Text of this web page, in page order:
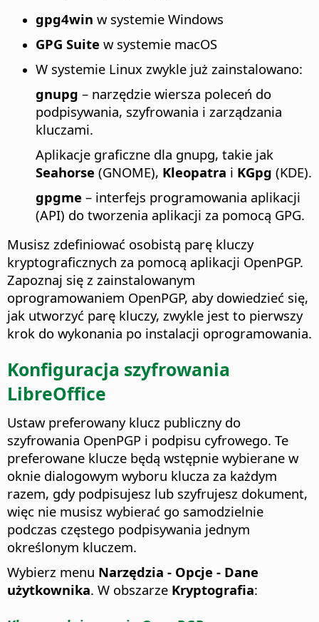
gpg4win w systemie Windows
GPG Suite w systemie macOS
W systemie Linux zwykle już zainstalowano:
gnupg – narzędzie wiersza poleceń do
podpisywania, szyfrowania i zarządzania
kluczami.
Aplikacje graficzne dla gnupg, takie jak
Seahorse (GNOME), Kleopatra i KGpg (KDE).
gpgme – interfejs programowania aplikacji
(API) do tworzenia aplikacji za pomocą GPG.
Musisz zdefiniować osobistą parę kluczy
kryptograficznych za pomocą aplikacji OpenPGP.
Zapoznaj się z zainstalowanym
oprogramowaniem OpenPGP, aby dowiedzieć się,
jak utworzyć parę kluczy, zwykle jest to pierwszy
krok do wykonania po instalacji oprogramowania.
Konfiguracja szyfrowania
LibreOffice
Ustaw preferowany klucz publiczny do
szyfrowania OpenPGP i podpisu cyfrowego. Te
preferowane klucze będą wstępnie wybierane w
oknie dialogowym wyboru klucza za każdym
razem, gdy podpisujesz lub szyfrujesz dokument,
więc nie musisz wybierać go samodzielnie
podczas częstego podpisywania jednym
określonym kluczem.
Wybierz menu Narzędzia - Opcje - Dane
użytkownika. W obszarze Kryptografia: